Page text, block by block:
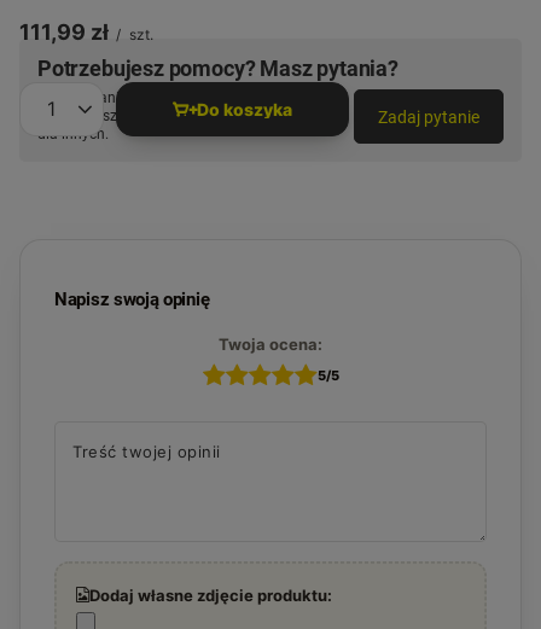
111,99 zł / szt.
Ilość produktów Do koszyka
Potrzebujesz pomocy? Masz pytania?
Zadaj pytanie a my odpowiemy niezwłocznie,
najciekawsze pytania i odpowiedzi publikując
dla innych.
Zadaj pytanie
Napisz swoją opinię
Twoja ocena:
5/5
Treść twojej opinii
Dodaj własne zdjęcie produktu: